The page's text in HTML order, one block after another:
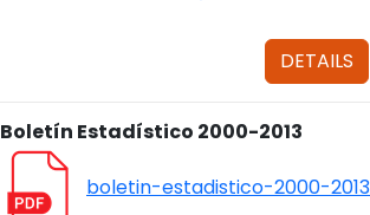
DETAILS
Boletín Estadístico 2000-2013
boletin-estadistico-2000-